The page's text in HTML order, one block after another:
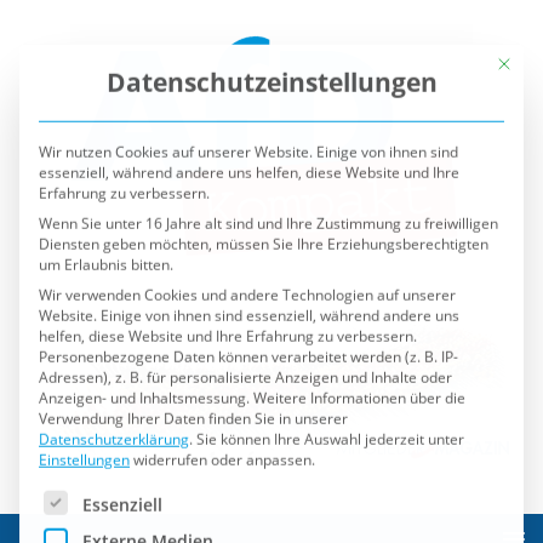
Wir nutzen Cookies auf unserer Website. Einige von ihnen sind
essenziell, während andere uns helfen, diese Website und Ihre
Erfahrung zu verbessern.
Wenn Sie unter 16 Jahre alt sind und Ihre Zustimmung zu freiwilligen
Diensten geben möchten, müssen Sie Ihre Erziehungsberechtigten
um Erlaubnis bitten.
Wir verwenden Cookies und andere Technologien auf unserer
Website. Einige von ihnen sind essenziell, während andere uns
helfen, diese Website und Ihre Erfahrung zu verbessern.
Personenbezogene Daten können verarbeitet werden (z. B. IP-
Adressen), z. B. für personalisierte Anzeigen und Inhalte oder
Anzeigen- und Inhaltsmessung.Weitere Informationen über die
Verwendung Ihrer Daten finden Sie in unserer
Datenschutzerklärung. Sie können Ihre Auswahl jederzeit unter
Einstellungenwiderrufen oder anpassen.
Es folgt eine Liste der Service-Gruppen, für die eine
Externe Medien